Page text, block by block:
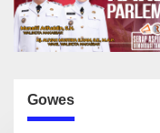
Gowes